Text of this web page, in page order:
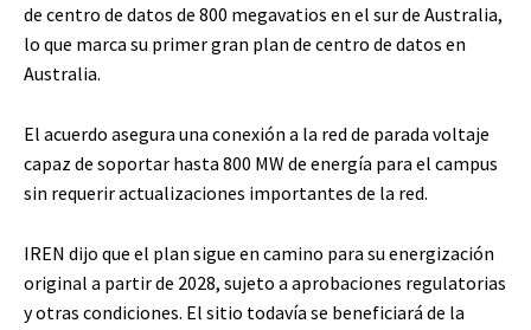
de centro de datos de 800 megavatios en el sur de Australia,
lo que marca su primer gran plan de centro de datos en
Australia.
El acuerdo asegura una conexión a la red de parada voltaje
capaz de soportar hasta 800 MW de energía para el campus
sin requerir actualizaciones importantes de la red.
IREN dijo que el plan sigue en camino para su energización
original a partir de 2028, sujeto a aprobaciones regulatorias
y otras condiciones. El sitio todavía se beneficiará de la